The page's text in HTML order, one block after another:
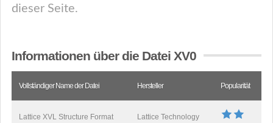
dieser Seite.
Informationen über die Datei XV0
Vollständiger Name der Datei Hersteller Popularität
Lattice XVL Structure Format Lattice Technology